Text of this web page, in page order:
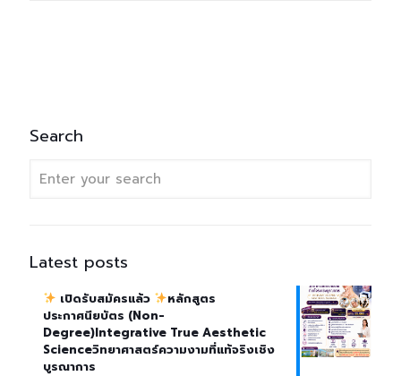
Search
Latest posts
เปิดรับสมัครแล้ว
หลักสูตร
ประกาศนียบัตร (Non-
Degree)Integrative True Aesthetic
Scienceวิทยาศาสตร์ความงามที่แท้จริงเชิง
บูรณาการ